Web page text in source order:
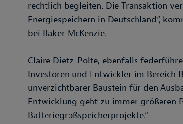
rechtlich begleiten. Die Transaktion
Energiespeichern in Deutschland“,
bei Baker McKenzie.
Claire Dietz-Polte, ebenfalls
Investoren und Entwickler im Bereich
unverzichtbarer Baustein für den
Entwicklung geht zu immer größeren
Batteriegroßspeicherprojekte.“